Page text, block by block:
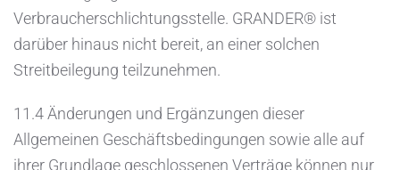
Verbraucherschlichtungsstelle. GRANDER® ist
darüber hinaus nicht bereit, an einer solchen
Streitbeilegung teilzunehmen.
11.4 Änderungen und Ergänzungen dieser
Allgemeinen Geschäftsbedingungen sowie alle auf
ihrer Grundlage geschlossenen Verträge können nur